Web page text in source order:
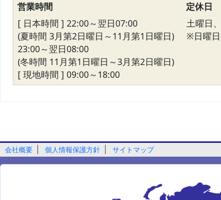
営業時間
定休日
[ 日本時間 ] 22:00～翌日07:00
(夏時間 3月第2日曜日～11月第1日曜日)
23:00～翌日08:00
(冬時間 11月第1日曜日～3月第2日曜日)
[ 現地時間 ] 09:00～18:00
土曜日
※日曜
会社概要 個人情報保護方針 サイトマップ